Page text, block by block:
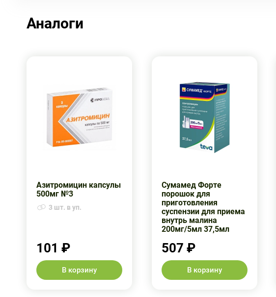
Аналоги
Азитромицин капсулы
500мг №3
3 шт. в уп.
101 ₽
В корзину
Сумамед Форте
порошок для
приготовления
суспензии для приема
внутрь малина
200мг/5мл 37,5мл
507 ₽
В корзину